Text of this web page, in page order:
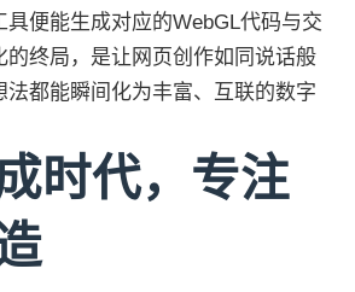
具便能生成对应的WebGL代码与交
的终局，是让网页创作如同说话般
都能瞬间化为丰富、互联的数字
时代，专注